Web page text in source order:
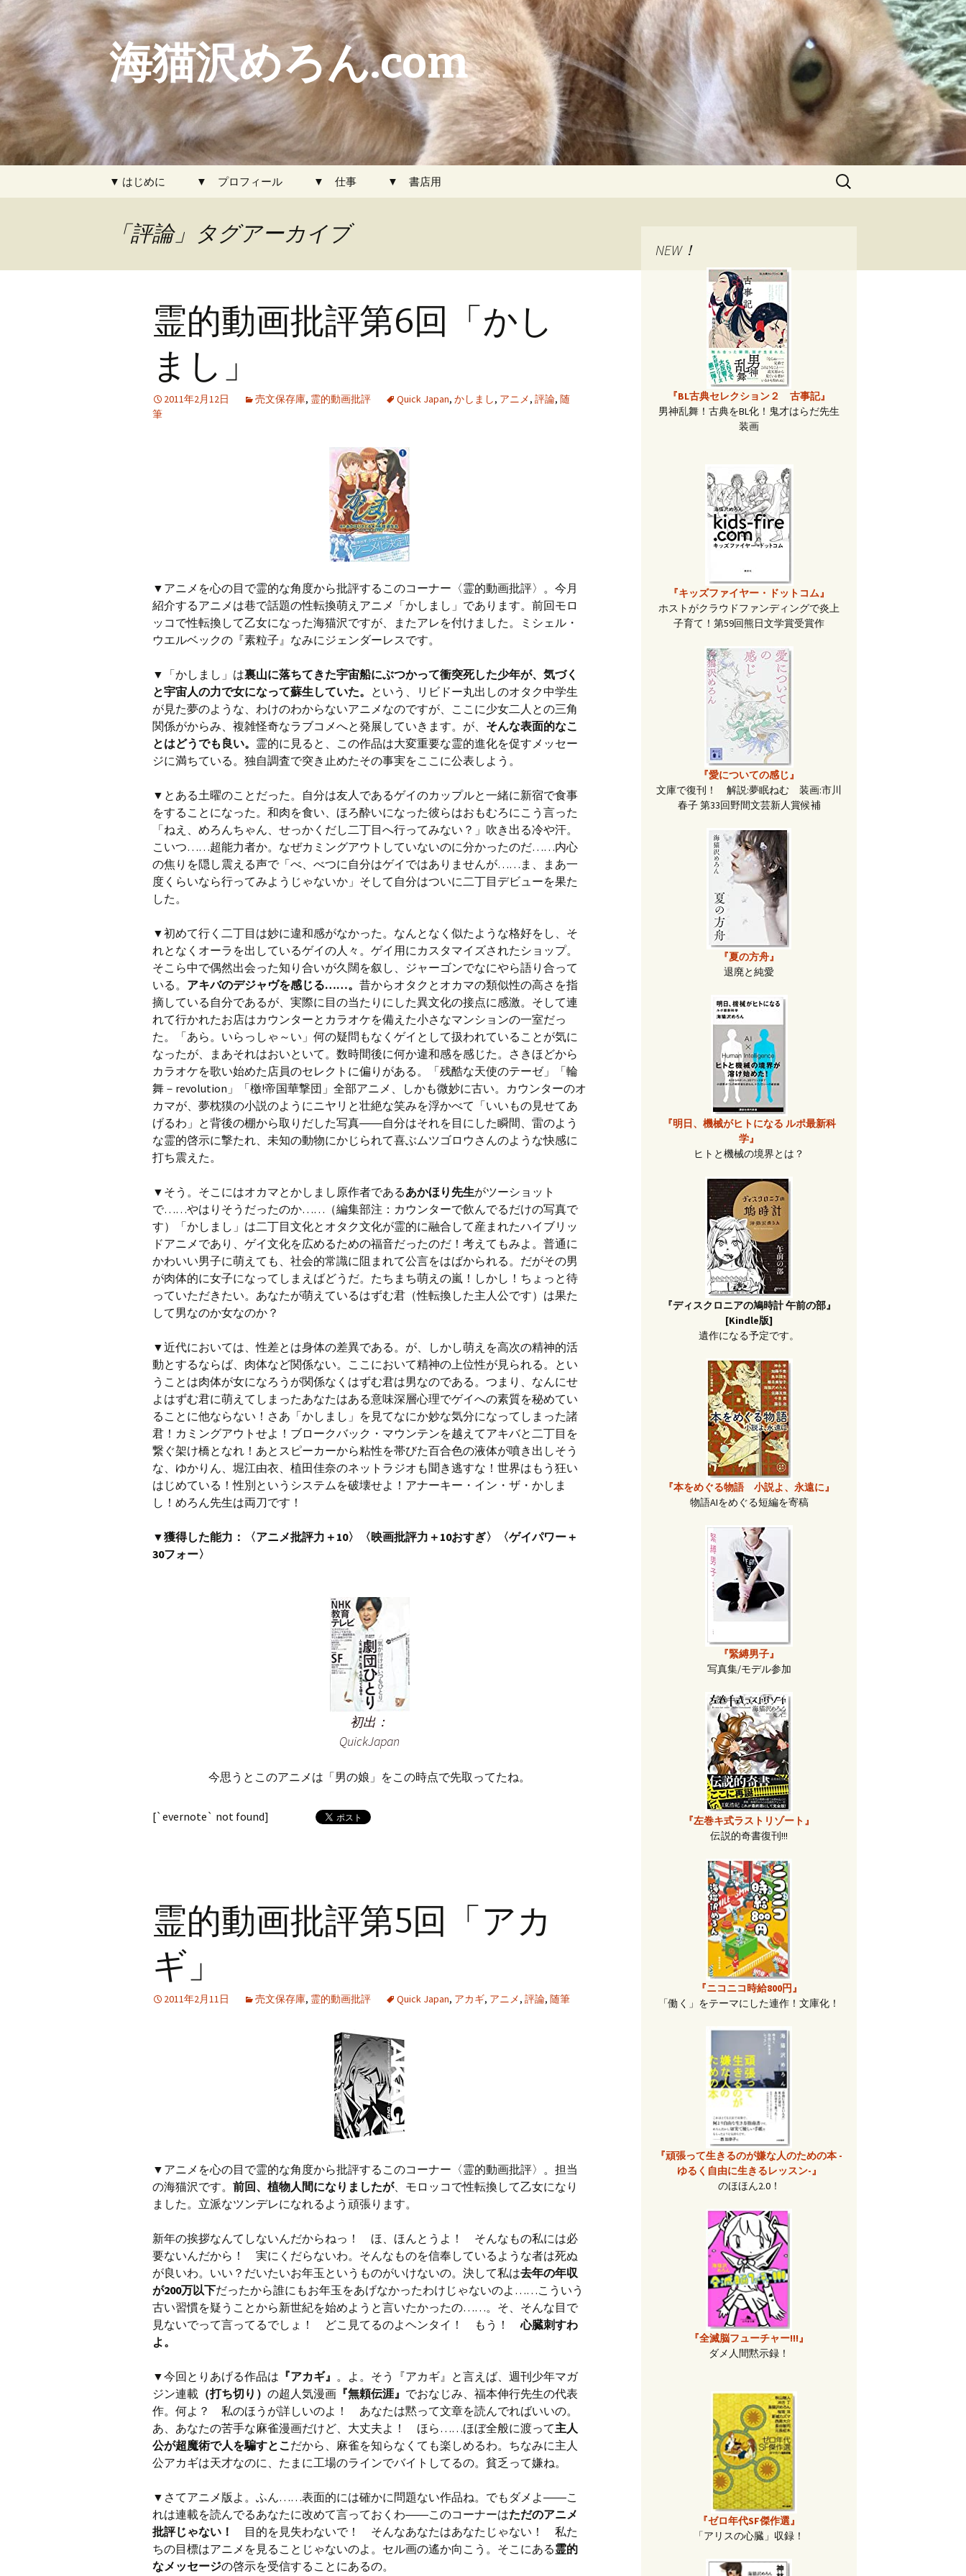
海猫沢めろん.com
▼ はじめに ▼ プロフィール ▼ 仕事 ▼ 書店用
検
「評論」タグアーカイブ
霊的動画批評第6回「かし
まし」
2011年2月12日 売文保存庫, 霊的動画批評 Quick Japan, かしまし, アニメ, 評論, 随
筆
▼アニメを心の目で霊的な角度から批評するこのコーナー〈霊的動画批評〉。今月
紹介するアニメは巷で話題の性転換萌えアニメ「かしまし」であります。前回モロ
ッコで性転換して乙女になった海猫沢ですが、またアレを付けました。ミシェル・
ウエルベックの『素粒子』なみにジェンダーレスです。
▼「かしまし」は裏山に落ちてきた宇宙船にぶつかって衝突死した少年が、気づく
と宇宙人の力で女になって蘇生していた。 という、リビドー丸出しのオタク中学生
が見た夢のような、わけのわからないアニメなのですが、ここに少女二人との三角
関係がからみ、複雑怪奇なラブコメへと発展していきます。が、 そんな表面的なこ
とはどうでも良い。 霊的に見ると、この作品は大変重要な霊的進化を促すメッセー
ジに満ちている。独自調査で突き止めたその事実をここに公表しよう。
▼とある土曜のことだった。自分は友人であるゲイのカップルと一緒に新宿で食事
をすることになった。和肉を食い、ほろ酔いになった彼らはおもむろにこう言った
「ねえ、めろんちゃん、せっかくだし二丁目へ行ってみない？」吹き出る冷や汗。
こいつ……超能力者か。なぜカミングアウトしていないのに分かったのだ……内心
の焦りを隠し震える声で「べ、べつに自分はゲイではありませんが……ま、まあ一
度くらいなら行ってみようじゃないか」そして自分はついに二丁目デビューを果た
した。
▼初めて行く二丁目は妙に違和感がなかった。なんとなく似たような格好をし、そ
れとなくオーラを出しているゲイの人々。ゲイ用にカスタマイズされたショップ。
そこら中で偶然出会った知り合いが久闊を叙し、ジャーゴンでなにやら語り合って
いる。 アキバのデジャヴを感じる……。 昔からオタクとオカマの類似性の高さを指
摘している自分であるが、実際に目の当たりにした異文化の接点に感激。そして連
れて行かれたお店はカウンターとカラオケを備えた小さなマンションの一室だっ
た。「あら。いらっしゃ～い」何の疑問もなくゲイとして扱われていることが気に
なったが、まあそれはおいといて。数時間後に何か違和感を感じた。さきほどから
カラオケを歌い始めた店員のセレクトに偏りがある。「残酷な天使のテーゼ」「輪
舞－revolution」「檄!帝国華撃団」全部アニメ、しかも微妙に古い。カウンターのオ
カマが、夢枕獏の小説のようにニヤリと壮絶な笑みを浮かべて「いいもの見せてあ
げるわ」と背後の棚から取りだした写真――自分はそれを目にした瞬間、雷のよう
な霊的啓示に撃たれ、未知の動物にかじられて喜ぶムツゴロウさんのような快感に
打ち震えた。
▼そう。そこにはオカマとかしまし原作者であるあかほり先生がツーショット
で……やはりそうだったのか……（編集部注：カウンターで飲んでるだけの写真で
す）「かしまし」は二丁目文化とオタク文化が霊的に融合して産まれたハイブリッ
ドアニメであり、ゲイ文化を広めるための福音だったのだ！考えてもみよ。普通に
かわいい男子に萌えても、社会的常識に阻まれて公言をはばかられる。だがその男
が肉体的に女子になってしまえばどうだ。たちまち萌えの嵐！しかし！ちょっと待
っていただきたい。あなたが萌えているはずむ君（性転換した主人公です）は果た
して男なのか女なのか？
▼近代においては、性差とは身体の差異である。が、しかし萌えを高次の精神的活
動とするならば、肉体など関係ない。ここにおいて精神の上位性が見られる。とい
うことは肉体が女になろうが関係なくはずむ君は男なのである。つまり、なんにせ
よはずむ君に萌えてしまったあなたはある意味深層心理でゲイへの素質を秘めてい
ることに他ならない！さあ「かしまし」を見てなにか妙な気分になってしまった諸
君！カミングアウトせよ！ブロークバック・マウンテンを越えてアキバと二丁目を
繋ぐ架け橋となれ！あとスピーカーから粘性を帯びた百合色の液体が噴き出しそう
な、ゆかりん、堀江由衣、植田佳奈のネットラジオも聞き逃すな！世界はもう狂い
はじめている！性別というシステムを破壊せよ！アナーキー・イン・ザ・かしま
し！めろん先生は両刀です！
▼獲得した能力：〈アニメ批評力＋10〉〈映画批評力＋10おすぎ〉〈ゲイパワー＋
30フォー〉
初出：
QuickJapan
今思うとこのアニメは「男の娘」をこの時点で先取ってたね。
[`evernote` not found]
霊的動画批評第5回「アカ
ギ」
2011年2月11日 売文保存庫, 霊的動画批評 Quick Japan, アカギ, アニメ, 評論, 随筆
▼アニメを心の目で霊的な角度から批評するこのコーナー〈霊的動画批評〉。担当
の海猫沢です。 前回、植物人間になりましたが、モロッコで性転換して乙女になり
ました。立派なツンデレになれるよう頑張ります。
新年の挨拶なんてしないんだからねっ！ ほ、ほんとうよ！ そんなもの私には必
要ないんだから！ 実にくだらないわ。そんなものを信奉しているような者は死ぬ
が良いわ。いい？だいたいお年玉というものがいけないの。決して私は去年の年収
が200万以下だったから誰にもお年玉をあげなかったわけじゃないのよ……こういう
古い習慣を疑うことから新世紀を始めようと言いたかったの……。そ、そんな目で
見ないでって言ってるでしょ！ どこ見てるのよヘンタイ！ もう！心臓刺すわ
よ。
▼今回とりあげる作品は 『アカギ』 。よ。そう『アカギ』と言えば、週刊少年マガ
ジン連載 （打ち切り） の超人気漫画 『無頼伝涯』 でおなじみ、福本伸行先生の代表
作。何よ？ 私のほうが詳しいのよ！ あなたは黙って文章を読んでればいいの。
あ、あなたの苦手な麻雀漫画だけど、大丈夫よ！ ほら……ほぼ全般に渡って主人
公が超魔術で人を騙すとこだから、麻雀を知らなくても楽しめるわ。ちなみに主人
公アカギは天才なのに、たまに工場のラインでバイトしてるの。貧乏って嫌ね。
▼さてアニメ版よ。ふん……表面的には確かに問題ない作品ね。でもダメよ――こ
れは連載を読んでるあなたに改めて言っておくわ――このコーナーはただのアニメ
批評じゃない！
目的を見失わないで！ そんなあなたはあなたじゃない！ 私た
ちの目標はアニメを見ることじゃないのよ。セル画の遙か向こう。そこにある霊的
なメッセージの啓示を受信することにあるの。
NEW！
『BL古典セレクション２ 古事記』
男神乱舞！古典をBL化！鬼才はらだ先生
装画
『キッズファイヤー・ドットコム』
ホストがクラウドファンディングで炎上
子育て！第59回熊日文学賞受賞作
『愛についての感じ』
文庫で復刊！ 解説:夢眠ねむ 装画:市川
春子 第33回野間文芸新人賞候補
『夏の方舟』
退廃と純愛
『明日、機械がヒトになる ルポ最新科
学』
ヒトと機械の境界とは？
『ディスクロニアの鳩時計 午前の部』
[Kindle版]
遺作になる予定です。
『本をめぐる物語 小説よ、永遠に』
物語AIをめぐる短編を寄稿
『緊縛男子』
写真集/モデル参加
『左巻キ式ラストリゾート』
伝説的奇書復刊!!!
『ニコニコ時給800円』
「働く」をテーマにした連作！文庫化！
『頑張って生きるのが嫌な人のための本 -
ゆるく自由に生きるレッスン-』
のほほん2.0！
『全滅脳フューチャー!!!』
ダメ人間黙示録！
『ゼロ年代SF傑作選』
「アリスの心臓」収録！